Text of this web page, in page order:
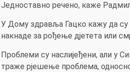
Једноставно речено, каже
У Дому здравља Гацко кажу да су
накнаде за рођење дјетета или
Проблеми су наслијеђени, али у
траже рјешење проблема,